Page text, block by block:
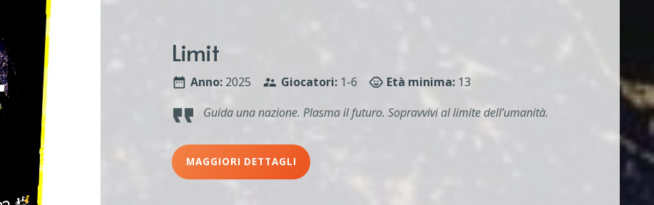
Limit
Anno:2025 Giocatori:1-6 Età minima: 13
Guida una nazione. Plasma il futuro. Sopravvivi al limite dell’umanità.
MAGGIORI DETTAGLI